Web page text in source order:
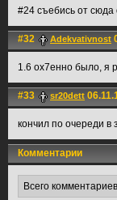
#24 съебись от сюда
#32 Adekvativnost
1.6 ох7енно было, я
#33 sr20dett
кончил по очереди
Комментарии
Всего